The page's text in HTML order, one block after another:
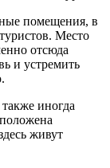
помещения, в
Место
отсюда
и устремить
иногда
живут